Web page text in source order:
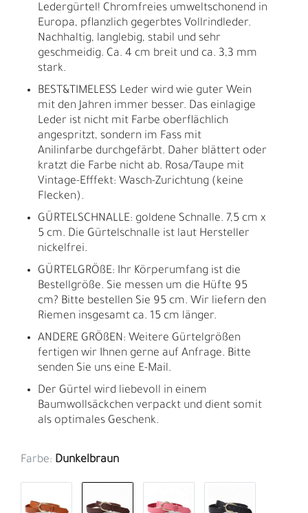
Ledergürtel! Chromfreies umweltschonend in
Europa, pflanzlich gegerbtes Vollrindleder.
Nachhaltig, langlebig, stabil und sehr
geschmeidig. Ca. 4 cm breit und ca. 3,3 mm
stark.
BEST&TIMELESS Leder wird wie guter Wein
mit den Jahren immer besser. Das einlagige
Leder ist nicht mit Farbe oberflächlich
angespritzt, sondern im Fass mit
Anilinfarbe durchgefärbt. Daher blättert oder
kratzt die Farbe nicht ab. Rosa/Taupe mit
Vintage-Efffekt: Wasch-Zurichtung (keine
Flecken).
GÜRTELSCHNALLE: goldene Schnalle. 7,5 cm x
5 cm. Die Gürtelschnalle ist laut Hersteller
nickelfrei.
GÜRTELGRÖßE: Ihr Körperumfang ist die
Bestellgröße. Sie messen um die Hüfte 95
cm? Bitte bestellen Sie 95 cm. Wir liefern den
Riemen insgesamt ca. 15 cm länger.
ANDERE GRÖßEN: Weitere Gürtelgrößen
fertigen wir Ihnen gerne auf Anfrage. Bitte
senden Sie uns eine E-Mail.
Der Gürtel wird liebevoll in einem
Baumwollsäckchen verpackt und dient somit
als optimales Geschenk.
Farbe: Dunkelbraun